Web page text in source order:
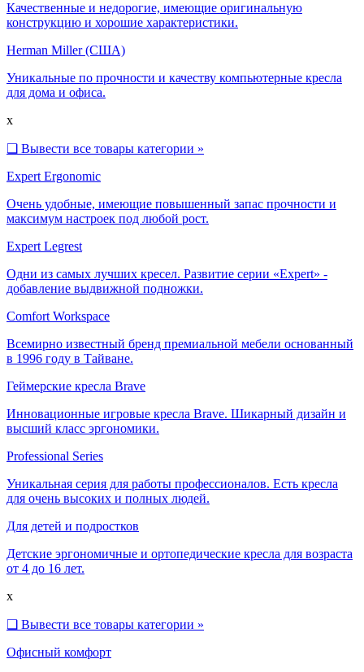
Качественные и недорогие, имеющие оригинальную
конструкцию и хорошие характеристики.
Herman Miller (США)
Уникальные по прочности и качеству компьютерные кресла
для дома и офиса.
x
❑ Вывести все товары категории »
Expert Ergonomic
Очень удобные, имеющие повышенный запас прочности и
максимум настроек под любой рост.
Expert Legrest
Одни из самых лучших кресел. Развитие серии «Expert» -
добавление выдвижной подножки.
Comfort Workspace
Всемирно известный бренд премиальной мебели основанный
в 1996 году в Тайване.
Геймерские кресла Brave
Инновационные игровые кресла Brave. Шикарный дизайн и
высший класс эргономики.
Professional Series
Уникальная серия для работы профессионалов. Есть кресла
для очень высоких и полных людей.
Для детей и подростков
Детские эргономичные и ортопедические кресла для возраста
от 4 до 16 лет.
x
❑ Вывести все товары категории »
Офисный комфорт